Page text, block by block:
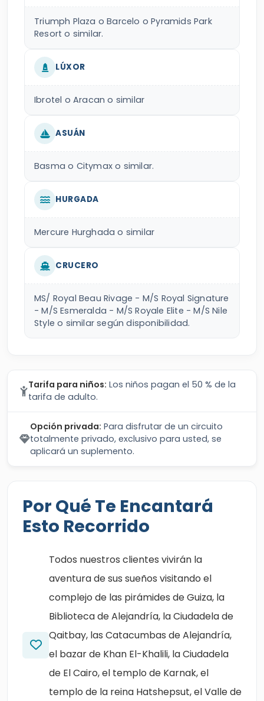
Triumph Plaza o Barcelo o Pyramids Park
Resort o similar.
LÚXOR
Ibrotel o Aracan o similar
ASUÁN
Basma o Citymax o similar.
HURGADA
Mercure Hurghada o similar
CRUCERO
MS/ Royal Beau Rivage - M/S Royal Signature
- M/S Esmeralda - M/S Royale Elite - M/S Nile
Style o similar según disponibilidad.
Tarifa para niños: Los niños pagan el 50 % de la
tarifa de adulto.
Opción privada: Para disfrutar de un circuito
totalmente privado, exclusivo para usted, se
aplicará un suplemento.
Por Qué Te Encantará
Esto Recorrido
Todos nuestros clientes vivirán la
aventura de sus sueños visitando el
complejo de las pirámides de Guiza, la
Biblioteca de Alejandría, la Ciudadela de
Qaitbay, las Catacumbas de Alejandría,
el bazar de Khan El-Khalili, la Ciudadela
de El Cairo, el templo de Karnak, el
templo de la reina Hatshepsut, el Valle de